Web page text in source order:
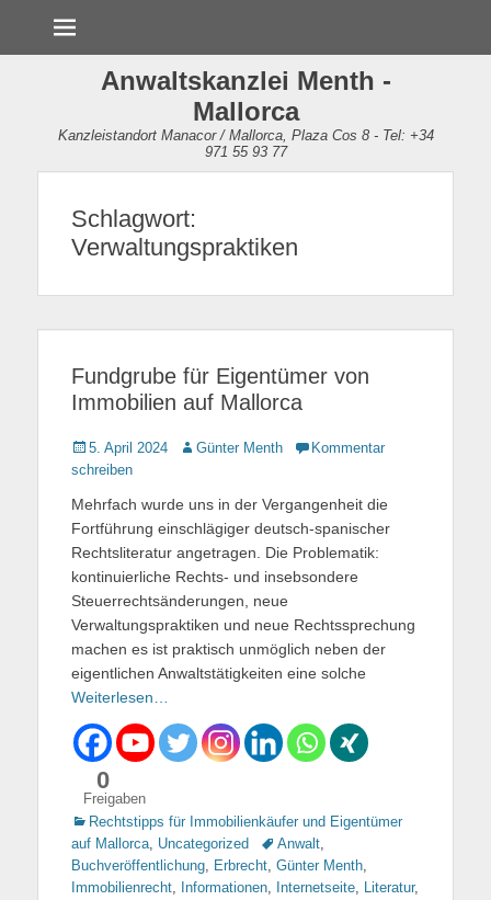
Anwaltskanzlei Menth -
Mallorca
Kanzleistandort Manacor / Mallorca, Plaza Cos 8 - Tel: +34
971 55 93 77
Schlagwort:
Verwaltungspraktiken
Fundgrube für Eigentümer von
Immobilien auf Mallorca
Gepostet
am
5. April 2024 AutorGünter Menth
Kommentar
schreiben
Mehrfach wurde uns in der Vergangenheit die
Fortführung einschlägiger deutsch-spanischer
Rechtsliteratur angetragen. Die Problematik:
kontinuierliche Rechts- und insebsondere
Steuerrechtsänderungen, neue
Verwaltungspraktiken und neue Rechtssprechung
machen es ist praktisch unmöglich neben der
eigentlichen Anwaltstätigkeiten eine solche
Weiterlesen…
0
Freigaben
Kategorien
Rechtstipps für Immobilienkäufer und Eigentümer
auf Mallorca, Uncategorized TagsAnwalt,
Buchveröffentlichung, Erbrecht, Günter Menth,
Immobilienrecht, Informationen, Internetseite, Literatur,